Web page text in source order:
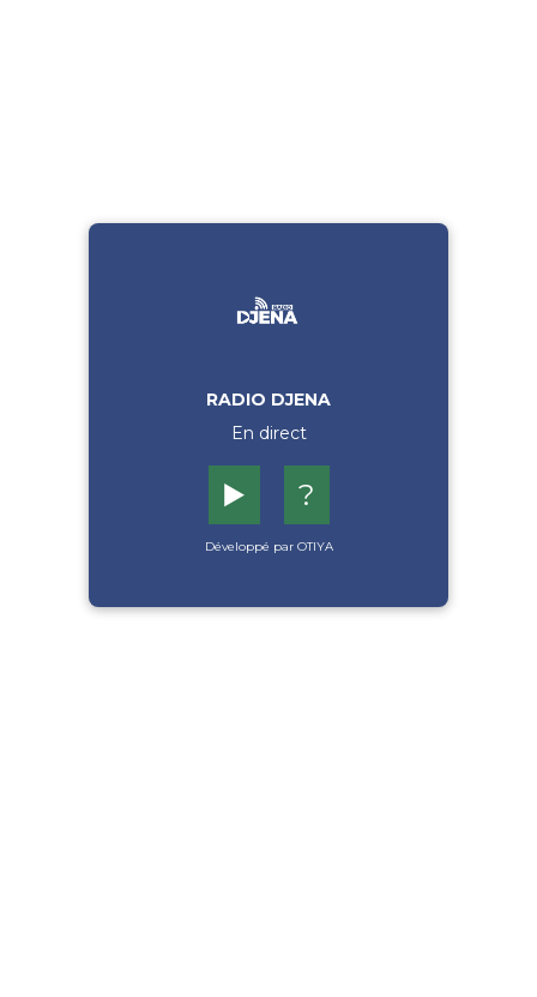
RADIO DJENA
En direct
▶️ ?
Développé par OTIYA